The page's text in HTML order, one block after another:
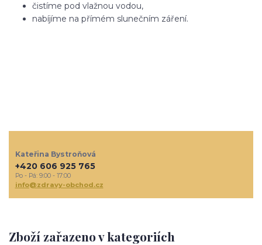
čistíme pod vlažnou vodou,
nabíjíme na přímém slunečním záření.
Zboží zařazeno v kategoriích
Kateřina Bystroňová
+420 606 925 765
Po - Pá: 9:00 - 17:00
info@zdravy-obchod.cz